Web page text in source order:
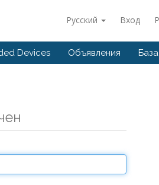
Русский Вход
Devices Объявления